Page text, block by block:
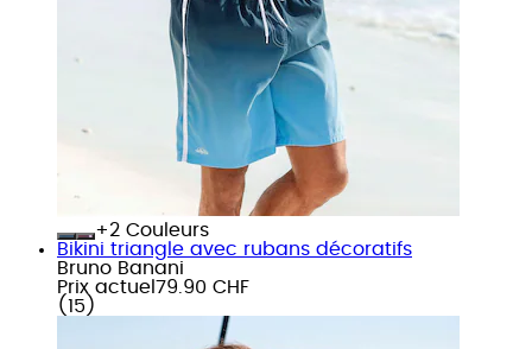
+
Couleurs
Bikini triangle avec rubans décoratifs
Bruno Banani
Prix actuel 79.90 CHF
( 15 )